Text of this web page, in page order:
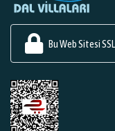
Bu Web Sitesi